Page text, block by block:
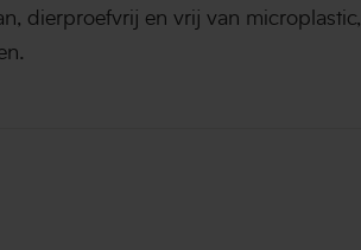
dierproefvrij en vrij van microplastic,